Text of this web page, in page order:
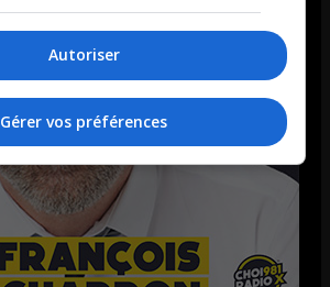
Autoriser
Gérer vos préférences